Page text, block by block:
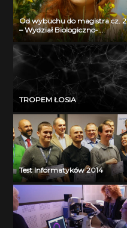
Od wybuchu do magistra cz. 2
– Wydział Biologiczno-
Chemiczny Uniwersytetu w
Białymstoku
TROPEM ŁOSIA
Test Informatyków 2014